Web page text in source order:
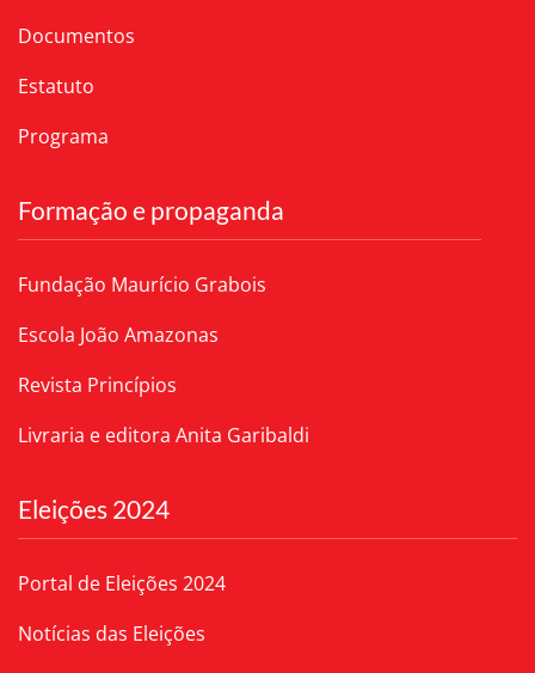
Documentos
Estatuto
Programa
Formação e propaganda
Fundação Maurício Grabois
Escola João Amazonas
Revista Princípios
Livraria e editora Anita Garibaldi
Eleições 2024
Portal de Eleições 2024
Notícias das Eleições